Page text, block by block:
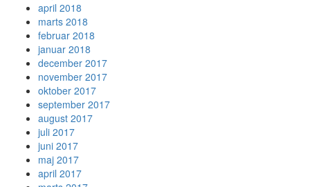
april 2018
marts 2018
februar 2018
januar 2018
december 2017
november 2017
oktober 2017
september 2017
august 2017
juli 2017
juni 2017
maj 2017
april 2017